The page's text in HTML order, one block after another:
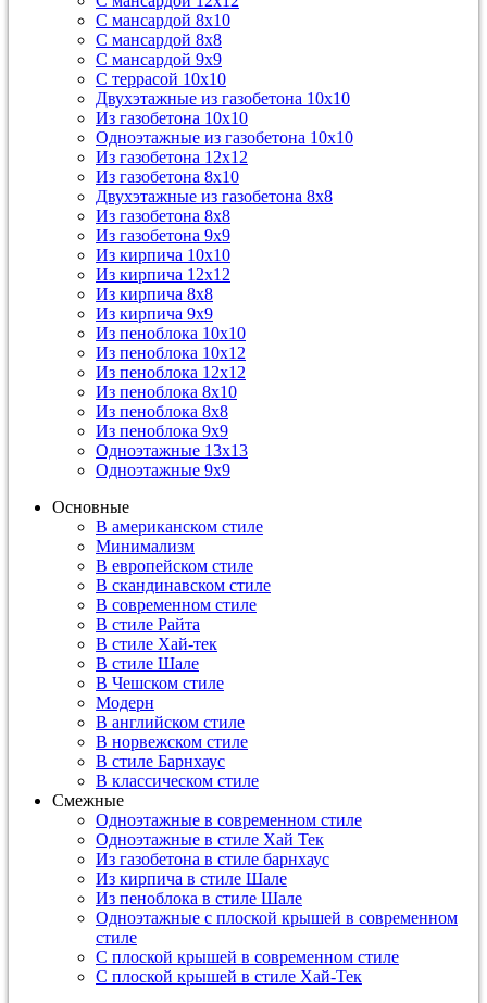
С мансардой 8х10
С мансардой 8х8
С мансардой 9х9
С террасой 10х10
Двухэтажные из газобетона 10х10
Из газобетона 10х10
Одноэтажные из газобетона 10х10
Из газобетона 12х12
Из газобетона 8х10
Двухэтажные из газобетона 8х8
Из газобетона 8х8
Из газобетона 9х9
Из кирпича 10х10
Из кирпича 12х12
Из кирпича 8х8
Из кирпича 9х9
Из пеноблока 10х10
Из пеноблока 10х12
Из пеноблока 12х12
Из пеноблока 8х10
Из пеноблока 8х8
Из пеноблока 9х9
Одноэтажные 13х13
Одноэтажные 9х9
Основные
В американском стиле
Минимализм
В европейском стиле
В скандинавском стиле
В современном стиле
В стиле Райта
В стиле Хай-тек
В стиле Шале
В Чешском стиле
Модерн
В английском стиле
В норвежском стиле
В стиле Барнхаус
В классическом стиле
Смежные
Одноэтажные в современном стиле
Одноэтажные в стиле Хай Тек
Из газобетона в стиле барнхаус
Из кирпича в стиле Шале
Из пеноблока в стиле Шале
Одноэтажные с плоской крышей в современном
стиле
С плоской крышей в современном стиле
С плоской крышей в стиле Хай-Тек